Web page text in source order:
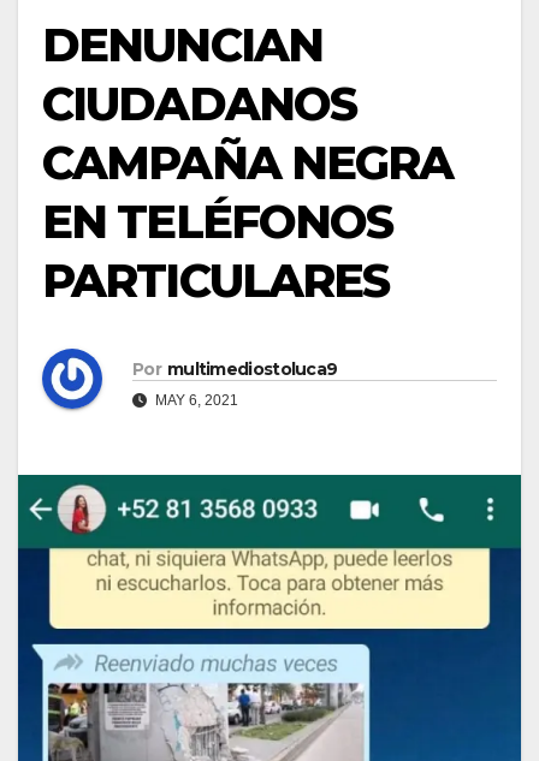
DENUNCIAN
CIUDADANOS
CAMPAÑA NEGRA
EN TELÉFONOS
PARTICULARES
Por multimediostoluca9
MAY 6, 2021